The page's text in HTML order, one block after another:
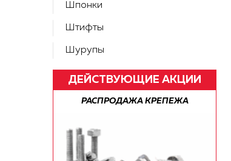
Шпонки
Штифты
Шурупы
ДЕЙСТВУЮЩИЕ АКЦИИ
РАСПРОДАЖА КРЕПЕЖА